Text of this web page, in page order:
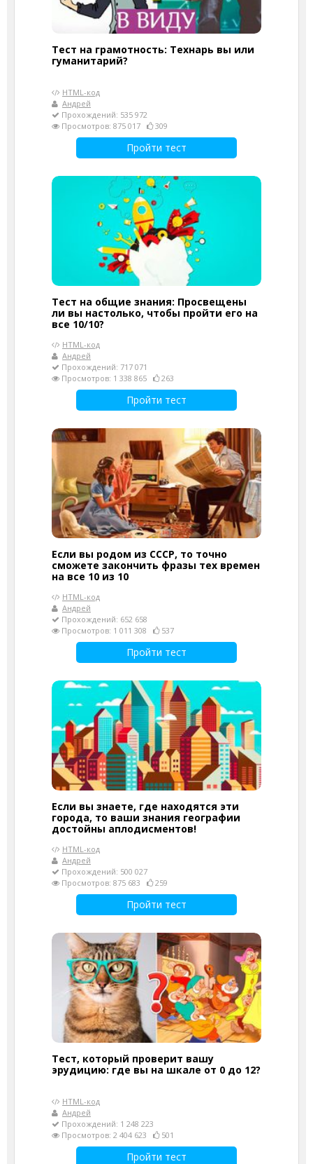
Тест на грамотность: Технарь вы или
гуманитарий?
HTML-код
Андрей
Прохождений: 535 972
Просмотров: 875 017
309
Пройти тест
Тест на общие знания: Просвещены
ли вы настолько, чтобы пройти его на
все 10/10?
HTML-код
Андрей
Прохождений: 717 071
Просмотров: 1 338 865
263
Пройти тест
Если вы родом из СССР, то точно
сможете закончить фразы тех времен
на все 10 из 10
HTML-код
Андрей
Прохождений: 652 658
Просмотров: 1 011 308
537
Пройти тест
Если вы знаете, где находятся эти
города, то ваши знания географии
достойны аплодисментов!
HTML-код
Андрей
Прохождений: 500 027
Просмотров: 875 683
259
Пройти тест
Тест, который проверит вашу
эрудицию: где вы на шкале от 0 до 12?
HTML-код
Андрей
Прохождений: 1 248 223
Просмотров: 2 404 623
501
Пройти тест